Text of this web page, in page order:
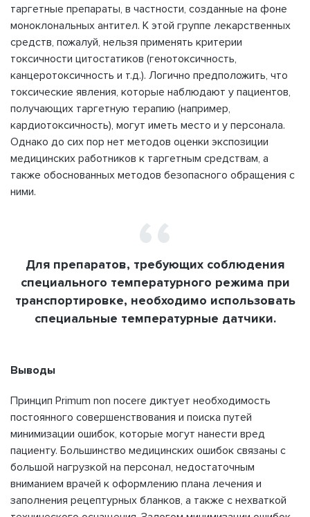
таргетные препараты, в частности, созданные на фоне
моноклональных антител. К этой группе лекарственных
средств, пожалуй, нельзя применять критерии
токсичности цитостатиков (генотоксичность,
канцеротоксичность и т.д.). Логично предположить, что
токсические явления, которые наблюдают у пациентов,
получающих таргетную терапию (например,
кардиотоксичность), могут иметь место и у персонала.
Однако до сих пор нет методов оценки экспозиции
медицинских работников к таргетным средствам, а
также обоснованных методов безопасного обращения с
ними.
Для препаратов, требующих соблюдения
специального температурного режима при
транспортировке, необходимо использовать
специальные температурные датчики.
Выводы
Принцип Рrimum non nocere диктует необходимость
постоянного совершенствования и поиска путей
минимизации ошибок, которые могут нанести вред
пациенту. Большинство медицинских ошибок связаны с
большой нагрузкой на персонал, недостаточным
вниманием врачей к оформлению плана лечения и
заполнения рецептурных бланков, а также с нехваткой